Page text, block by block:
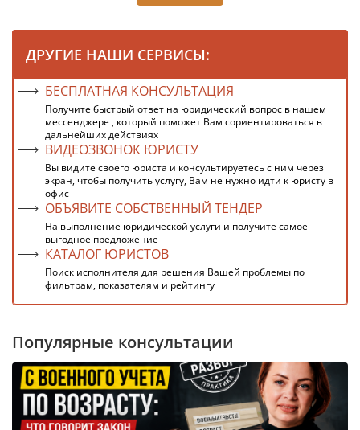
ДРУГИЕ НАШИ СЕРВИСЫ:
БЕСПЛАТНАЯ КОНСУЛЬТАЦИЯ
Получите быстрый ответ на юридический вопрос в нашем
мессенджере , который поможет Вам сориентироваться в
дальнейших действиях
ВИДЕОЗВОНОК ЮРИСТУ
Вы видите своего юриста и консультируетесь с ним через
экран, чтобы получить услугу, Вам не нужно идти к юристу в
офис
ОБЪЯВИТЕ СОБСТВЕННЫЙ ТЕНДЕР
На выполнение юридической услуги и получите самое
выгодное предложение
КАТАЛОГ ЮРИСТОВ
Поиск исполнителя для решения Вашей проблемы по
фильтрам, показателям и рейтингу
Популярные консультации